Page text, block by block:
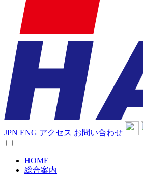
JPN ENG アクセス お問い合わせ
HOME
総合案内